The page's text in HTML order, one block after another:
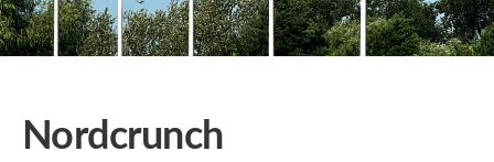
Nordcrunch